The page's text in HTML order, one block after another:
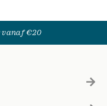
vanaf €20